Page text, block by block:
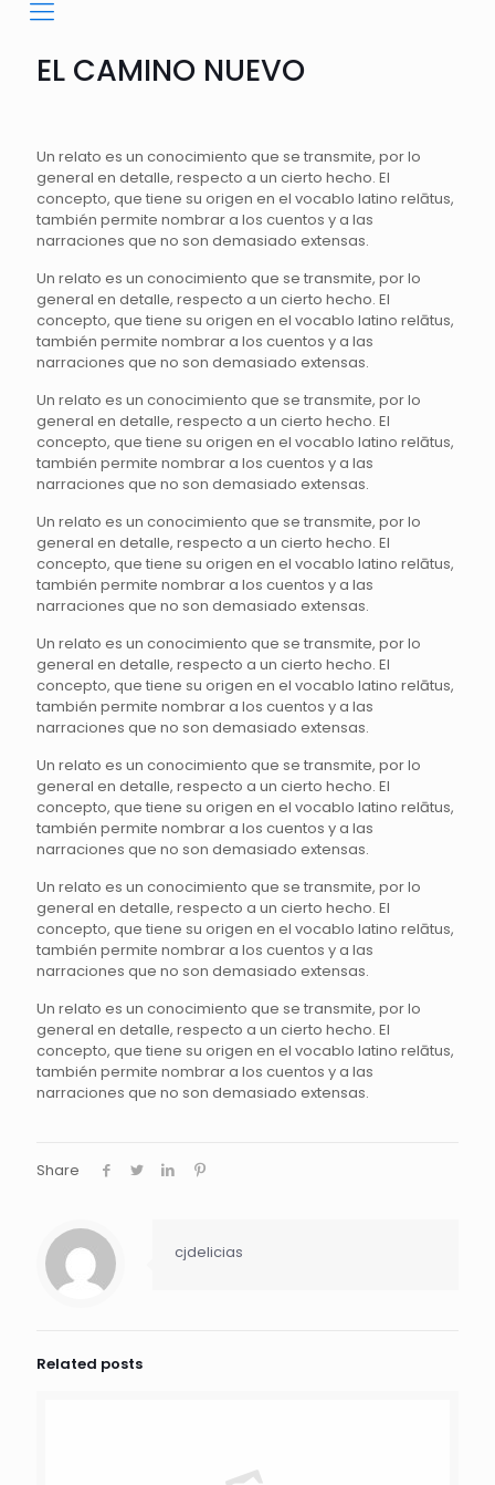
EL CAMINO NUEVO
Un relato es un conocimiento que se transmite, por lo
general en detalle, respecto a un cierto hecho. El
concepto, que tiene su origen en el vocablo latino relātus,
también permite nombrar a los cuentos y a las
narraciones que no son demasiado extensas.
Un relato es un conocimiento que se transmite, por lo
general en detalle, respecto a un cierto hecho. El
concepto, que tiene su origen en el vocablo latino relātus,
también permite nombrar a los cuentos y a las
narraciones que no son demasiado extensas.
Un relato es un conocimiento que se transmite, por lo
general en detalle, respecto a un cierto hecho. El
concepto, que tiene su origen en el vocablo latino relātus,
también permite nombrar a los cuentos y a las
narraciones que no son demasiado extensas.
Un relato es un conocimiento que se transmite, por lo
general en detalle, respecto a un cierto hecho. El
concepto, que tiene su origen en el vocablo latino relātus,
también permite nombrar a los cuentos y a las
narraciones que no son demasiado extensas.
Un relato es un conocimiento que se transmite, por lo
general en detalle, respecto a un cierto hecho. El
concepto, que tiene su origen en el vocablo latino relātus,
también permite nombrar a los cuentos y a las
narraciones que no son demasiado extensas.
Un relato es un conocimiento que se transmite, por lo
general en detalle, respecto a un cierto hecho. El
concepto, que tiene su origen en el vocablo latino relātus,
también permite nombrar a los cuentos y a las
narraciones que no son demasiado extensas.
Un relato es un conocimiento que se transmite, por lo
general en detalle, respecto a un cierto hecho. El
concepto, que tiene su origen en el vocablo latino relātus,
también permite nombrar a los cuentos y a las
narraciones que no son demasiado extensas.
Un relato es un conocimiento que se transmite, por lo
general en detalle, respecto a un cierto hecho. El
concepto, que tiene su origen en el vocablo latino relātus,
también permite nombrar a los cuentos y a las
narraciones que no son demasiado extensas.
Share
cjdelicias
Related posts